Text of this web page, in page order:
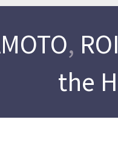
,
the